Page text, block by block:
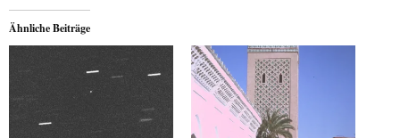
Ähnliche Beiträge